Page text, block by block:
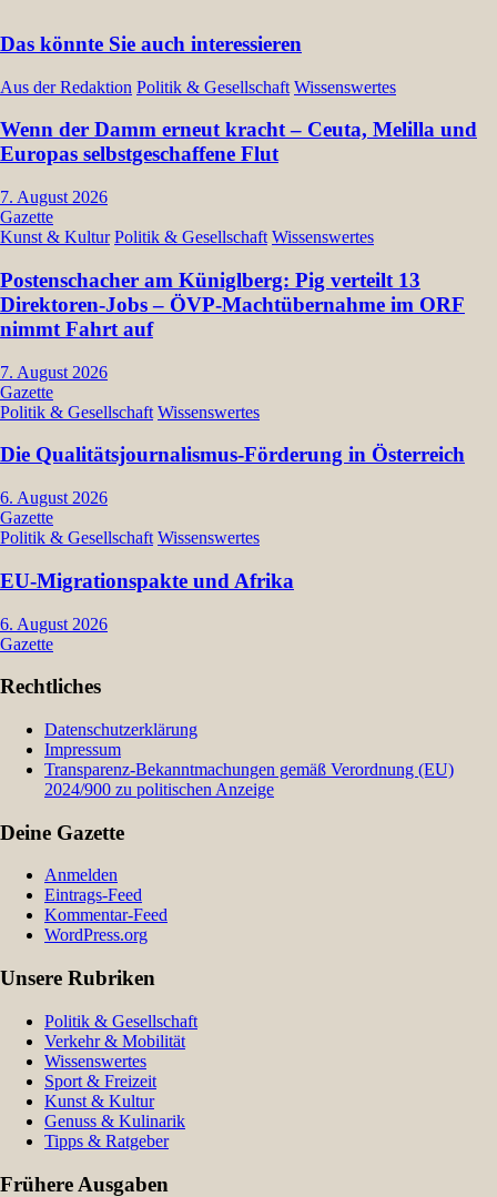
Das könnte Sie auch interessieren
Aus der Redaktion Politik & Gesellschaft Wissenswertes
Wenn der Damm erneut kracht – Ceuta, Melilla und
Europas selbstgeschaffene Flut
7. August 2026
Gazette
Kunst & Kultur Politik & Gesellschaft Wissenswertes
Postenschacher am Küniglberg: Pig verteilt 13
Direktoren-Jobs – ÖVP-Machtübernahme im ORF
nimmt Fahrt auf
7. August 2026
Gazette
Politik & Gesellschaft Wissenswertes
Die Qualitätsjournalismus-Förderung in Österreich
6. August 2026
Gazette
Politik & Gesellschaft Wissenswertes
EU-Migrationspakte und Afrika
6. August 2026
Gazette
Rechtliches
Datenschutzerklärung
Impressum
Transparenz-Bekanntmachungen gemäß Verordnung (EU)
2024/900 zu politischen Anzeige
Deine Gazette
Anmelden
Eintrags-Feed
Kommentar-Feed
WordPress.org
Unsere Rubriken
Politik & Gesellschaft
Verkehr & Mobilität
Wissenswertes
Sport & Freizeit
Kunst & Kultur
Genuss & Kulinarik
Tipps & Ratgeber
Frühere Ausgaben